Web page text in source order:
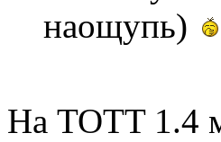
наощупь)
На TOTT 1.4